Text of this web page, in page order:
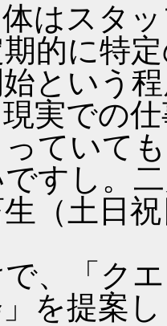
はスタ
的に特
という
実での
ていて
すし。
（土日
、「ク
を提案